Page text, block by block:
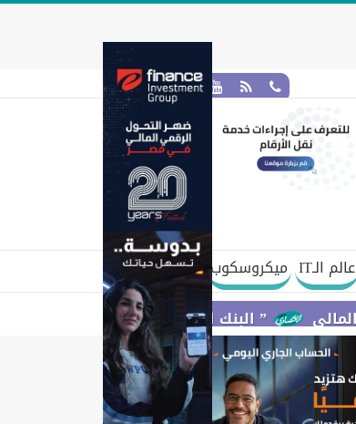
عالم الـIT
ميكروسكوب
” البنك المركزي” : معدلات الشمول المالي تواصل ارتفاعها 79% من المواطنين يمتلكون حسابات نشطة تمكنهم من